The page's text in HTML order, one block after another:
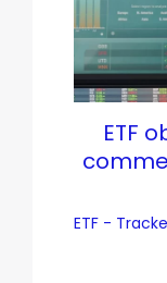
ETF
ETF -